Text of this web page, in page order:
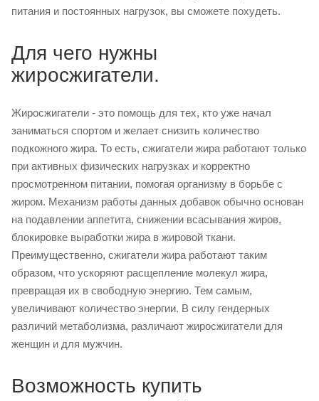
питания и постоянных нагрузок, вы сможете похудеть.
Для чего нужны
жиросжигатели.
Жиросжигатели - это помощь для тех, кто уже начал
заниматься спортом и желает снизить количество
подкожного жира. То есть, сжигатели жира работают только
при активных физических нагрузках и корректно
просмотренном питании, помогая организму в борьбе с
жиром. Механизм работы данных добавок обычно основан
на подавлении аппетита, снижении всасывания жиров,
блокировке выработки жира в жировой ткани.
Преимущественно, сжигатели жира работают таким
образом, что ускоряют расщепление молекул жира,
превращая их в свободную энергию. Тем самым,
увеличивают количество энергии. В силу гендерных
различий метаболизма, различают жиросжигатели для
женщин и для мужчин.
Возможность купить